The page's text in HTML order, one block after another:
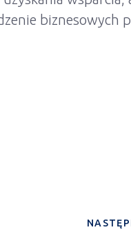
biznesowych